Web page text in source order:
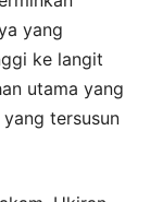
yang
ke langit
utama yang
tersusun